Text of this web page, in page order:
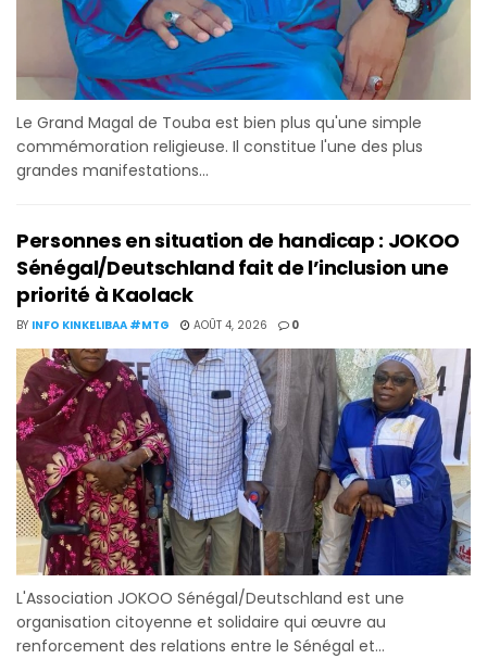
Le Grand Magal de Touba est bien plus qu'une simple
commémoration religieuse. Il constitue l'une des plus
grandes manifestations...
Personnes en situation de handicap : JOKOO
Sénégal/Deutschland fait de l’inclusion une
priorité à Kaolack
BY INFO KINKELIBAA #MTG AOÛT 4, 2026 0
L'Association JOKOO Sénégal/Deutschland est une
organisation citoyenne et solidaire qui œuvre au
renforcement des relations entre le Sénégal et...